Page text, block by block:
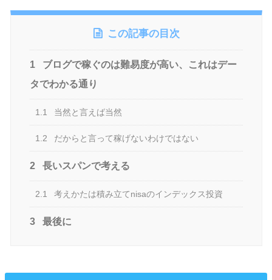
この記事の目次
1
ブログで稼ぐのは難易度が高い、これはデー
タでわかる通り
1.1 当然と言えば当然
1.2 だからと言って稼げないわけではない
2 長いスパンで考える
2.1 考えかたは積み立てnisaのインデックス投資
3 最後に